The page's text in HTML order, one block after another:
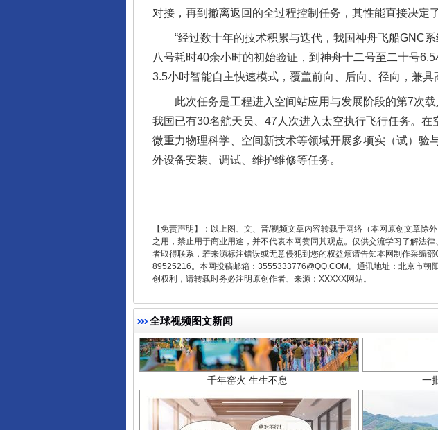
对接，再到撤离返回的全过程控制任务，其性能直接决定
“经过数十年的技术积累与迭代，我国神舟飞船GNC系
八号耗时40余小时的初始验证，到神舟十二号至二十号
3.5小时智能自主快速模式，覆盖前向、后向、径向，兼
此次任务是工程进入空间站应用与发展阶段的第7次载
我国已有30名航天员、47人次进入太空执行飞行任务。
微重力物理科学、空间新技术等领域开展多项实（试）验
外设备安装、调试、维护维修等任务。
【免责声明】：以上图、文、音/视频文章内容转载于网络（本网原创文章
之用，禁止用于商业用途，并不代表本网赞同其观点。仅供交流学习了解法
者取得联系，若来源标注错误或无意侵犯到您的权益烦请告知本网制作采编
89525216。本网投稿邮箱：3555333776@QQ.COM。通讯地址：北京市
创权利，请转载时务必注明原创作者、来源：XXXXX网站。
全球视频图文新闻千年窑火 生生不息